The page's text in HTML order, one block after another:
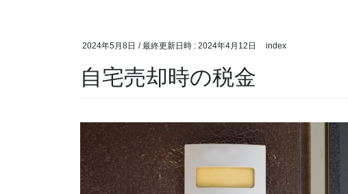
2024年5月8日 / 最終更新日時 : 2024年4月12日 index
自宅売却時の税金